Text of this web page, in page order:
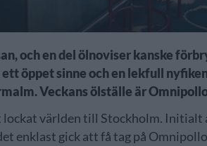
och en del ölnoviser kanske
öppet sinne och en lekfull
Veckans ölställe är
världen till Stockholm. Initialt
enklast gick att få tag på